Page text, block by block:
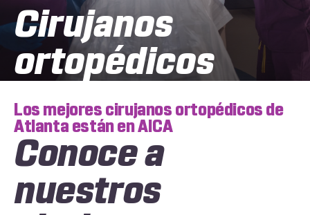
Cirujanos
ortopédicos
Conoce a
nuestros
Los mejores cirujanos ortopédicos de
Atlanta están en AICA